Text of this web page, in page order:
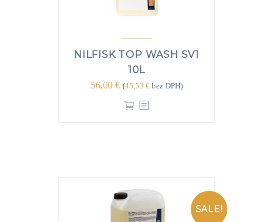
NILFISK TOP WASH SV1
10L
56,00 € (45,53 €bez DPH)
SALE!